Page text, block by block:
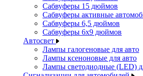
Сабвуферы 15 дюймов
Сабвуферы активные
Сабвуферы 6,5 дюймов
Сабвуферы 6x9 дюймов
Автосвет
Лампы галогеновые для авто
Лампы ксеноновые для авто
Лампы светодиодные (LED)